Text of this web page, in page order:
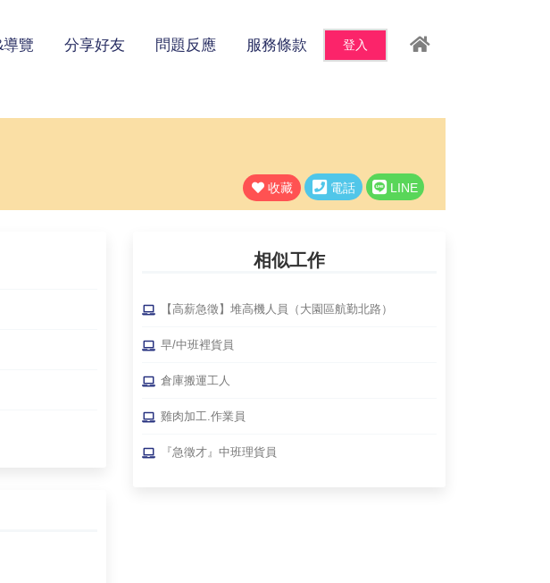
導覽 分享好友 問題反應 服務條款 登入
收藏 電話 LINE
相似工作
【高薪急徵】堆高機人員（大園區航勤北路）
早/中班裡貨員
倉庫搬運工人
雞肉加工.作業員
『急徵才』中班理貨員